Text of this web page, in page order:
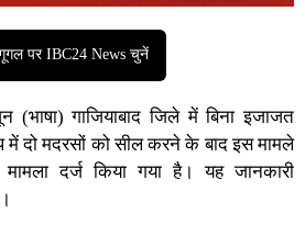
पर IBC24 News चुनें
(भाषा) गाजियाबाद जिले में बिना इजाजत
दो मदरसों को सील करने के बाद इस मामले
दर्ज किया गया है। यह जानकारी